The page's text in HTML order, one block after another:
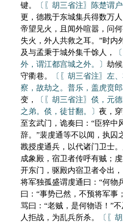
键。 〔〖胡三省注〗陈楚谓
更，德戡于东城集兵得数万人
帝望见火，且闻外喧嚣，问
失火，外人共救之耳。”时内
及与孟秉于城外集千馀人，
外，谓江都宫城之外。〕 劫
守衢巷。
〔〖胡三省注〗左
察，故劫之。普乐，盖虎贲郎
变，
〔〖胡三省注〗倓，元
之弟。倓，徒甘翻。〕 夜，
至玄武门，诡奏曰：“臣猝中
辞。”裴虔通等不以闻，执囚
戡授虔通兵，以代诸门卫士
成象殿，宿卫者传呼有贼；
开东门，驱殿内宿卫者令出
将军独孤盛谓虔通曰：“何物
曰：“事势已然，不预将军事
骂曰：“老贼，是何物语！”
人拒战，为乱兵所杀。
〔〖